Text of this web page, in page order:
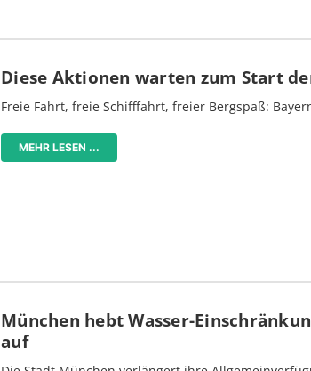
Diese Aktionen warten zum Start
Freie Fahrt, freie Schifffahrt, freier Bergspaß:
MEHR LESEN ...
München hebt Wasser-
auf